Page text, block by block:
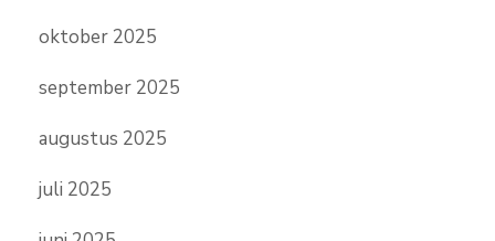
oktober 2025
september 2025
augustus 2025
juli 2025